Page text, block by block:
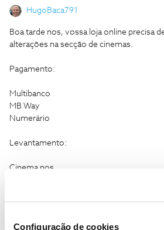
Configuração de cookies
HugoBaca791
Boa tarde nos, vossa loja online precisa
alterações na secção de cinemas.
Pagamento:
Multibanco
MB Way
Numerário
Levantamento:
Cinema nos